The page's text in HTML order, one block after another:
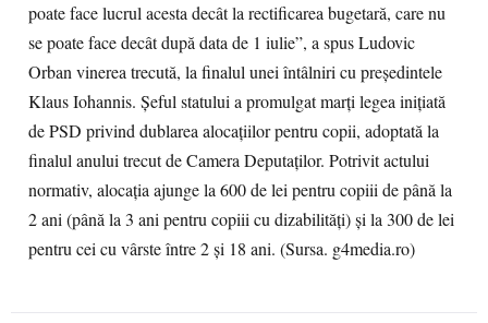
poate face lucrul acesta decât la rectificarea bugetară, care nu
se poate face decât după data de 1 iulie”, a spus Ludovic
Orban vinerea trecută, la finalul unei întâlniri cu președintele
Klaus Iohannis. Șeful statului a promulgat marți legea inițiată
de PSD privind dublarea alocațiilor pentru copii, adoptată la
finalul anului trecut de Camera Deputaților. Potrivit actului
normativ, alocația ajunge la 600 de lei pentru copiii de până la
2 ani (până la 3 ani pentru copiii cu dizabilități) și la 300 de lei
pentru cei cu vârste între 2 și 18 ani. (Sursa. g4media.ro)